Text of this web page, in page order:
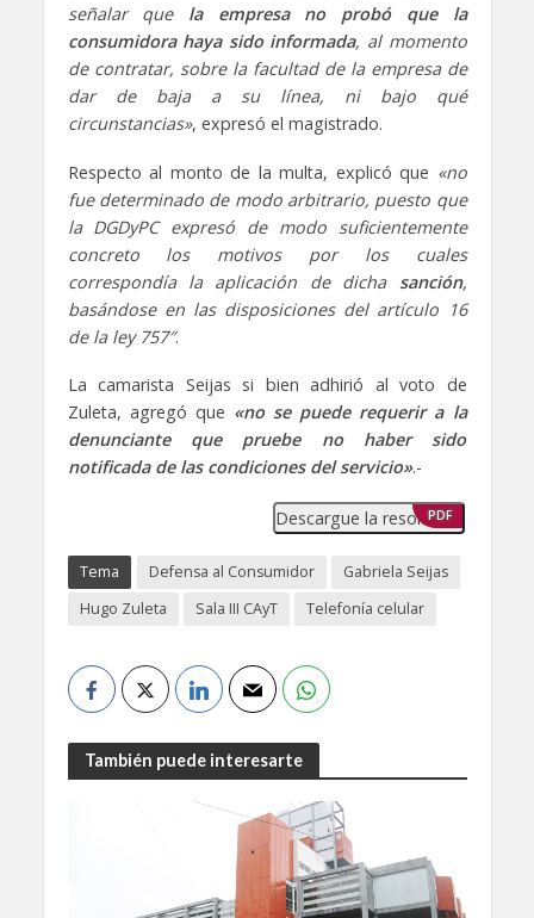
señalar que la empresa no probó que la
consumidora haya sido informada, al momento
de contratar, sobre la facultad de la empresa de
dar de baja a su línea, ni bajo qué
circunstancias», expresó el magistrado.
Respecto al monto de la multa, explicó que «no
fue determinado de modo arbitrario, puesto que
la DGDyPC expresó de modo suficientemente
concreto los motivos por los cuales
correspondía la aplicación de dicha sanción,
basándose en las disposiciones del artículo 16
de la ley 757″.
La camarista Seijas si bien adhirió al voto de
Zuleta, agregó que «no se puede requerir a la
denunciante que pruebe no haber sido
notificada de las condiciones del servicio».-
Descargue la resolución
PDF
Tema Defensa al Consumidor
Gabriela Seijas
Hugo Zuleta
Sala III CAyT Telefonía celular
También puede interesarte